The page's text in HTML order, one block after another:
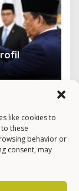
like cookies to
these
behavior or
consent, may
Ini
Di